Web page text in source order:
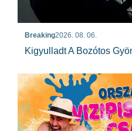
Breaking2026. 08. 06.
Kigyulladt A Bozótos